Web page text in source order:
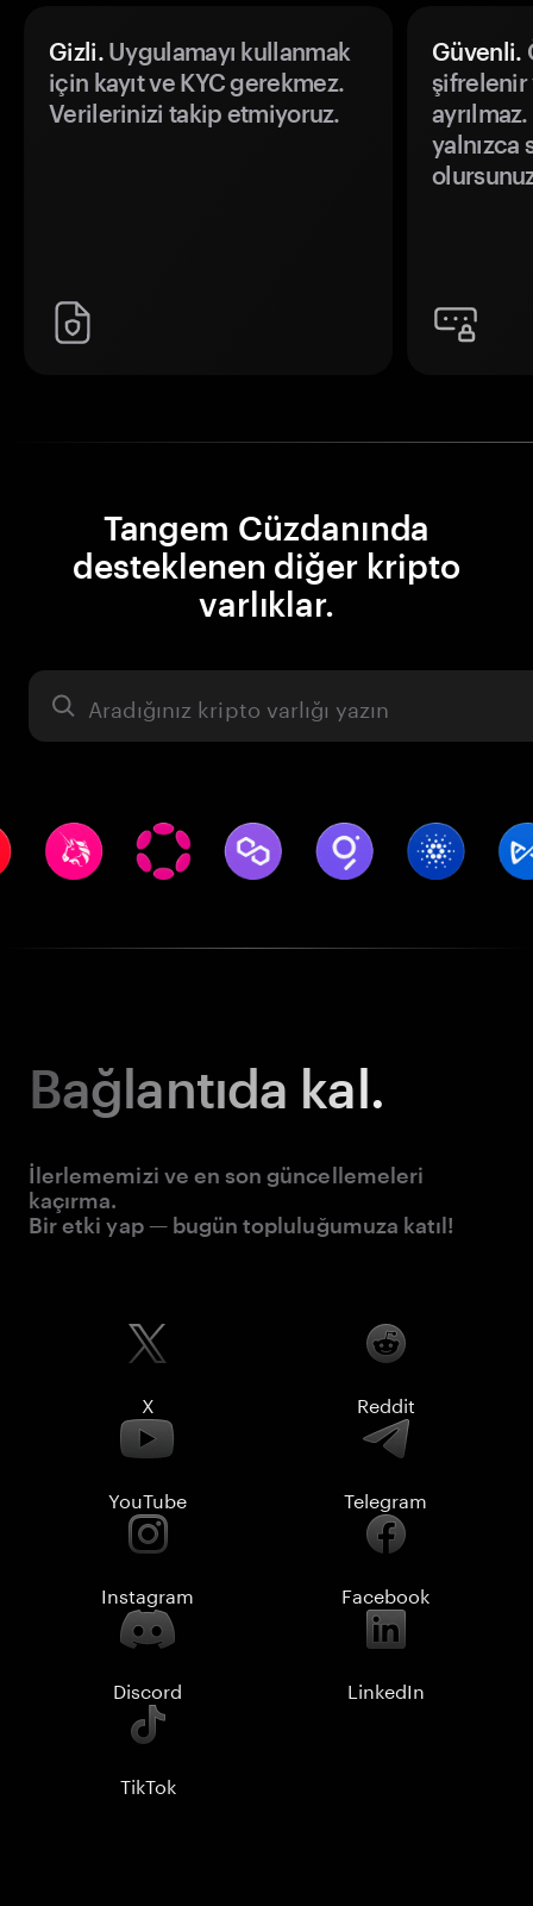
Gizli.Uygulamayı kullanmak
için kayıt ve KYC gerekmez.
Verilerinizi takip etmiyoruz.
Güvenli.
şifrelenir
yalnızca
Tangem Cüzdanında
desteklenen diğer kripto
varlıklar.
Varlık
Bağlantıda kal.
İlerlememizi ve en son güncellemeleri
kaçırma.
Bir etki yap — bugün topluluğumuza katıl!
X Reddit
YouTube Telegram
Instagram Facebook
Discord LinkedIn
TikTok